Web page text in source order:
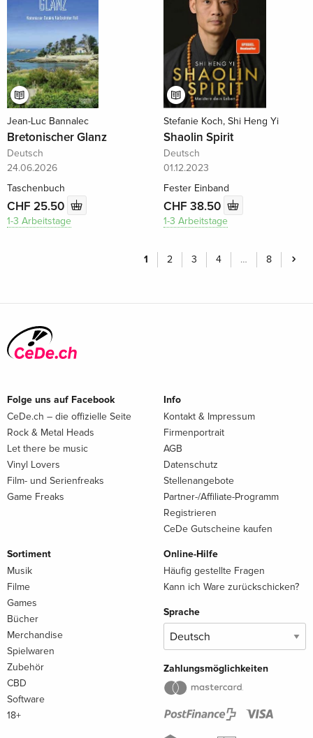
Jean-Luc Bannalec
Bretonischer Glanz
Deutsch
24.06.2026
Taschenbuch
CHF 25.50
1-3 Arbeitstage
Stefanie Koch, Shi Heng Yi
Shaolin Spirit
Deutsch
01.12.2023
Fester Einband
CHF 38.50
1-3 Arbeitstage
1 2 3 4 … 8
Folge uns auf Facebook
CeDe.ch – die offizielle Seite
Rock & Metal Heads
Let there be music
Vinyl Lovers
Film- und Serienfreaks
Game Freaks
Info
Kontakt & Impressum
Firmenportrait
AGB
Datenschutz
Stellenangebote
Partner-/Affiliate-Programm
Registrieren
CeDe Gutscheine kaufen
Sortiment
Musik
Filme
Games
Bücher
Merchandise
Spielwaren
Zubehör
CBD
Software
18+
Online-Hilfe
Häufig gestellte Fragen
Kann ich Ware zurückschicken?
Sprache
Zahlungsmöglichkeiten